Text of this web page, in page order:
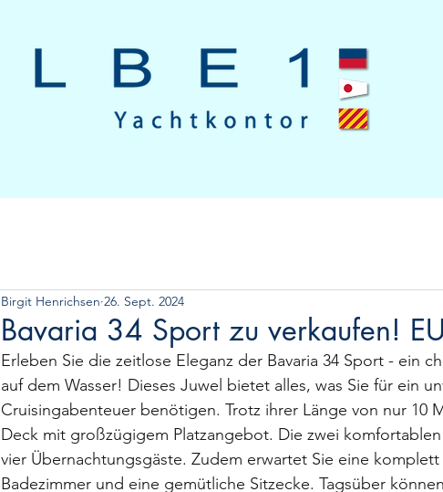
Bavaria 34 Sport zu verkaufen!
Birgit Henrichsen 26. Sept. 2024
Erleben Sie die zeitlose Eleganz der Bavaria 34 Sport - ein
auf dem Wasser! Dieses Juwel bietet alles, was Sie für ein
Cruisingabenteuer benötigen. Trotz ihrer Länge von nur 10
Deck mit großzügigem Platzangebot. Die zwei
vier Übernachtungsgäste. Zudem erwartet Sie eine
Badezimmer und eine gemütliche Sitzecke. Tagsüber